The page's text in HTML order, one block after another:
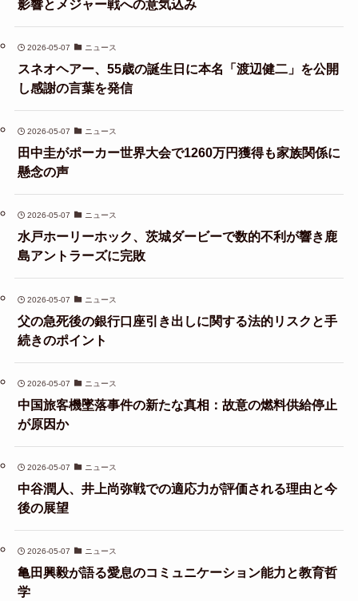
影響とメジャー戦への意気込み
2026-05-07 ニュース
スネオヘアー、55歳の誕生日に本名「渡辺健二」を公開
し感謝の言葉を発信
2026-05-07 ニュース
田中圭がポーカー世界大会で1260万円獲得も家族関係に
懸念の声
2026-05-07 ニュース
水戸ホーリーホック、茨城ダービーで数的不利が響き鹿
島アントラーズに完敗
2026-05-07 ニュース
父の急死後の銀行口座引き出しに関する法的リスクと手
続きのポイント
2026-05-07 ニュース
中国旅客機墜落事件の新たな真相：故意の燃料供給停止
が原因か
2026-05-07 ニュース
中谷潤人、井上尚弥戦での適応力が評価される理由と今
後の展望
2026-05-07 ニュース
亀田興毅が語る愛息のコミュニケーション能力と教育哲
学